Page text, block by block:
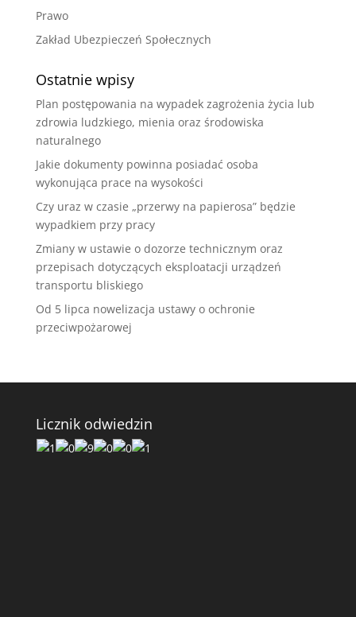
Prawo
Zakład Ubezpieczeń Społecznych
Ostatnie wpisy
Plan postępowania na wypadek zagrożenia życia lub
zdrowia ludzkiego, mienia oraz środowiska
naturalnego
Jakie dokumenty powinna posiadać osoba
wykonująca prace na wysokości
Czy uraz w czasie „przerwy na papierosa” będzie
wypadkiem przy pracy
Zmiany w ustawie o dozorze technicznym oraz
przepisach dotyczących eksploatacji urządzeń
transportu bliskiego
Od 5 lipca nowelizacja ustawy o ochronie
przeciwpożarowej
Licznik odwiedzin